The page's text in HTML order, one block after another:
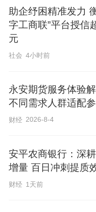
题。截至5月末，
场景22户，投放
计交易笔数
万元；拓展综合
圈、乡镇重点集
提升商户收银效
轻量化省心经营
流水一键导出、
一管理等数字化
时查询当日、月
助企纾困精准发力
字工商联”平台授信
元
社会 4小时前
永安期货服务体验
不同需求人群适配
财经 2026-8-4
安平农商银行：深
增量 百日冲刺提质
财经 1天前